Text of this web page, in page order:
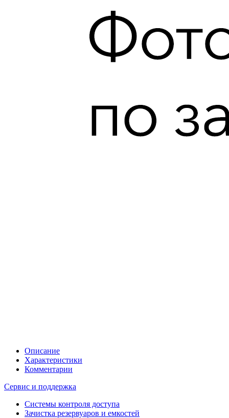
Описание
Характеристики
Комментарии
Сервис и поддержка
Системы контроля доступа
Зачистка резервуаров и емкостей